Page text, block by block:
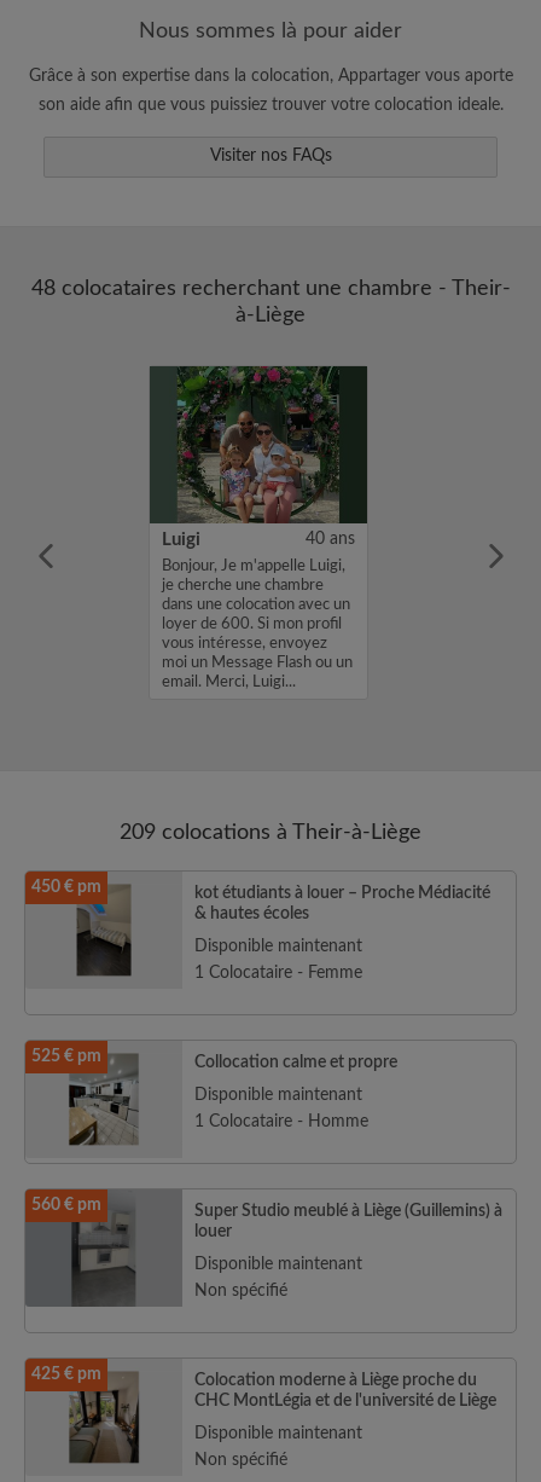
Consultez les chambres et les profils des
colocataires
Sauvegardez vos recherches
Recevez des alertes pour toute nouvelle
Nous sommes là pour aider
Grâce à son expertise dans la colocation, Appartager vous aporte
son aide afin que vous puissiez trouver votre colocation ideale.
Visiter nos FAQs
48 colocataires recherchant une chambre - Their-
à-Liège
Victor,
Luigi 40 ans
Bonjour, Je m'appelle Luigi,
je cherche une chambre
dans une colocation avec un
loyer de 600. Si mon profil
vous intéresse, envoyez
moi un Message Flash ou un
email. Merci, Luigi...
209 colocations à Their-à-Liège
450 € pm
kot étudiants à louer – Proche Médiacité
& hautes écoles
Disponible maintenant
1 Colocataire - Femme
525 € pm
Collocation calme et propre
Disponible maintenant
1 Colocataire - Homme
560 € pm
Super Studio meublé à Liège (Guillemins) à
louer
Disponible maintenant
Non spécifié
425 € pm
Colocation moderne à Liège proche du
CHC MontLégia et de l'université de Liège
Disponible maintenant
Non spécifié